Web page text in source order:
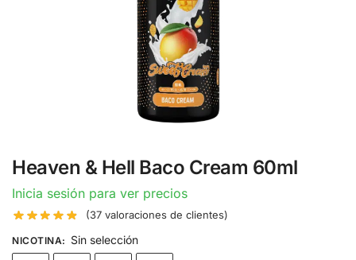
Heaven & Hell Baco Cream 60ml
Inicia sesión para ver precios
(37 valoraciones de clientes)
NICOTINA: Sin selección